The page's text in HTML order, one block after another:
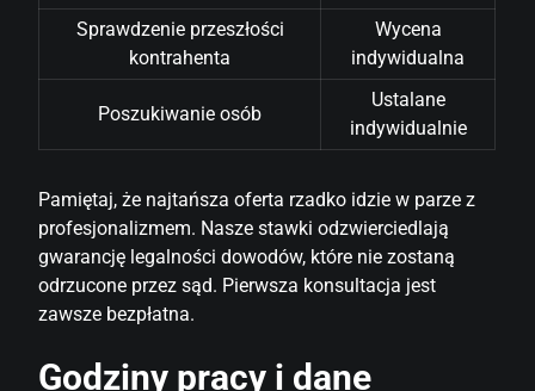
Sprawdzenie przeszłości
kontrahenta
Wycena
indywidualna
Poszukiwanie osób
Ustalane
indywidualnie
Pamiętaj, że najtańsza oferta rzadko idzie w parze z
profesjonalizmem. Nasze stawki odzwierciedlają
gwarancję legalności dowodów, które nie zostaną
odrzucone przez sąd. Pierwsza konsultacja jest
zawsze bezpłatna.
Godziny pracy i dane